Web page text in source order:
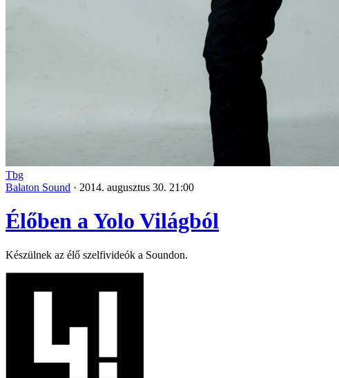
Tbg
Balaton Sound · 2014. augusztus 30. 21:00
Élőben a Yolo Világból
Készülnek az élő szelfivideók a Soundon.